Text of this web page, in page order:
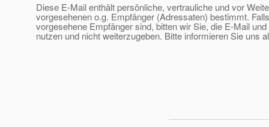
Diese E-Mail enthält persönliche, vertrauliche und vor
vorgesehenen o.g. Empfänger (Adressaten) bestimmt.
vorgesehene Empfänger sind, bitten wir Sie, die E-Mail
nutzen und nicht weiterzugeben. Bitte informieren Sie uns